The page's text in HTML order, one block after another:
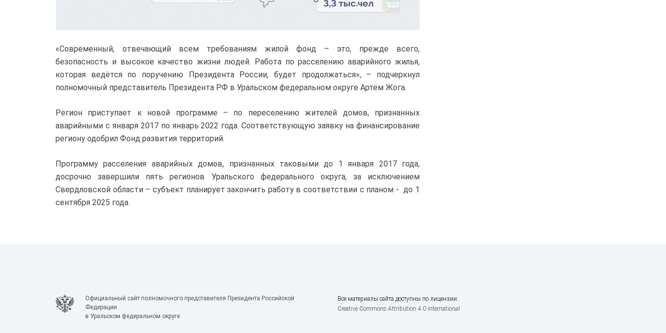
«Современный, отвечающий всем требованиям жилой фонд – это, прежде всего,
безопасность и высокое качество жизни людей. Работа по расселению аварийного жилья,
которая ведётся по поручению Президента России, будет продолжаться», – подчеркнул
полномочный представитель Президента РФ в Уральском федеральном округе Артём Жога.
Регион приступает к новой программе – по переселению жителей домов, признанных
аварийными с января 2017 по январь 2022 года. Соответствующую заявку на финансирование
региону одобрил Фонд развития территорий.
Программу расселения аварийных домов, признанных таковыми до 1 января 2017 года,
досрочно завершили пять регионов Уральского федерального округа, за исключением
Свердловской области – субъект планирует закончить работу в соответствии с планом - до 1
сентября 2025 года.
Официальный сайт полномочного представителя Президента Российской
Федерации
в Уральском федеральном округе
Все материалы сайта доступны по лицензии:
Creative Commons Attribution 4.0 International